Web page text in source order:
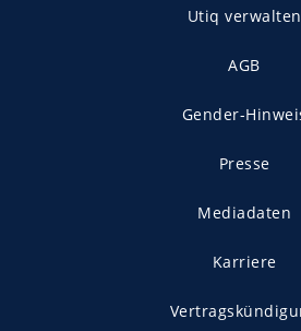
Utiq verwalten
AGB
Gender-
Presse
Mediadaten
Karriere